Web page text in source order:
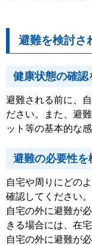
避難を検討さ
健康状態の確
避難される前に、
ださい。また、避
ット等の基本的な
避難の必要性
自宅や周りにどの
確認してください。
自宅の外に避難が
きる場合には、在
自宅の外に避難が